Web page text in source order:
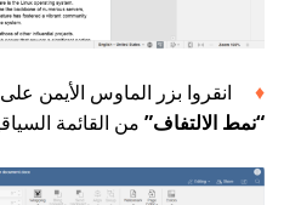
انقروا بزر الماوس الأيمن
“نمط الالتفاف” من القائمة